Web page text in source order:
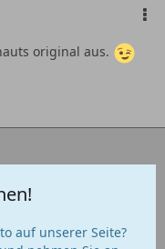
original aus.
auf unserer Seite?